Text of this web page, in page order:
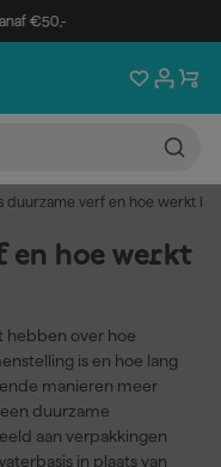
€50,-
duurzame verf en hoe werkt
en hoe werkt
hebben over hoe
is en hoe lang
manieren meer
duurzame
aan verpakkingen
in plaats van